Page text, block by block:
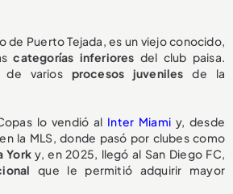
de Puerto Tejada, es un viejo conocido,
categorías inferiores del club paisa.
de varios procesos juveniles de la
lo vendió al Inter Miamiy, desde
la MLS, donde pasó por clubes como
York y, en 2025, llegó al San Diego FC,
que le permitió adquirir mayor